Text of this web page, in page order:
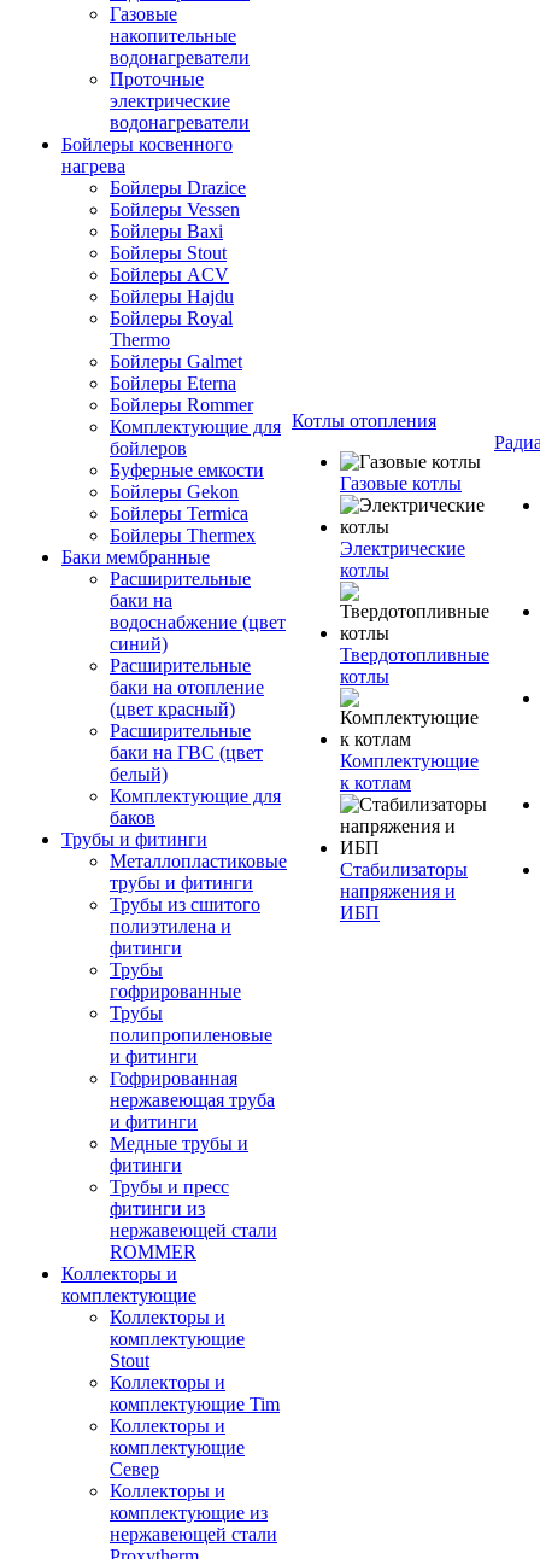
Газовые
накопительные
водонагреватели
Проточные
электрические
водонагреватели
Бойлеры косвенного
нагрева
Бойлеры Drazice
Бойлеры Vessen
Бойлеры Baxi
Бойлеры Stout
Бойлеры ACV
Бойлеры Hajdu
Бойлеры Royal
Thermo
Бойлеры Galmet
Бойлеры Eterna
Бойлеры Rommer
Комплектующие для
бойлеров
Буферные емкости
Бойлеры Gekon
Бойлеры Termica
Бойлеры Thermex
Баки мембранные
Расширительные
баки на
водоснабжение (цвет
синий)
Расширительные
баки на отопление
(цвет красный)
Расширительные
баки на ГВС (цвет
белый)
Комплектующие для
баков
Трубы и фитинги
Металлопластиковые
трубы и фитинги
Трубы из сшитого
полиэтилена и
фитинги
Трубы
гофрированные
Трубы
полипропиленовые
и фитинги
Гофрированная
нержавеющая труба
и фитинги
Медные трубы и
фитинги
Трубы и пресс
фитинги из
нержавеющей стали
ROMMER
Коллекторы и
комплектующие
Коллекторы и
комплектующие
Stout
Коллекторы и
комплектующие Tim
Коллекторы и
комплектующие
Север
Коллекторы и
комплектующие из
нержавеющей стали
Котлы отопления
Газовые котлы
Электрические
котлы
Твердотопливные
котлы
Комплектующие
к котлам
Стабилизаторы
напряжения и
ИБП